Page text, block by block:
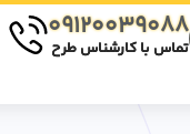
09120039088
تماس با کارشناس طرح